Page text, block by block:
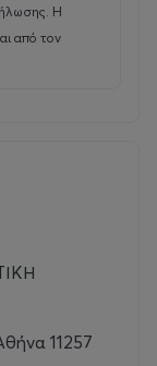
η
το
πάντα
των
αίσθηση
δημιουργό,
το 2014
Η
από τον
11257